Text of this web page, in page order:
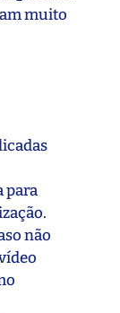
muito
para
não